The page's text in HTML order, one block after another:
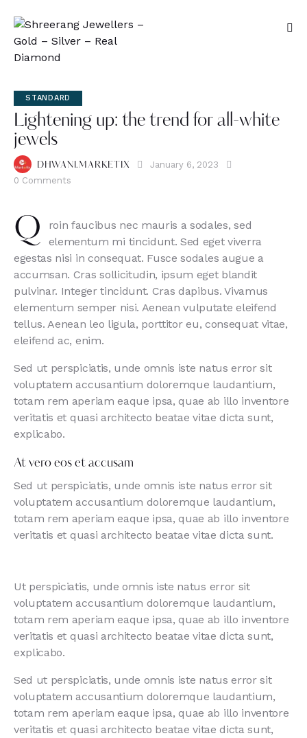
STANDARD
Lightening up: the trend for all-white
jewels
DHWANI.MARKETIX
January 6, 2023
0 Comments
Q
roin faucibus nec mauris a sodales, sed
elementum mi tincidunt. Sed eget viverra
egestas nisi in consequat. Fusce sodales augue a
accumsan. Cras sollicitudin, ipsum eget blandit
pulvinar. Integer tincidunt. Cras dapibus. Vivamus
elementum semper nisi. Aenean vulputate eleifend
tellus. Aenean leo ligula, porttitor eu, consequat vitae,
eleifend ac, enim.
Sed ut perspiciatis, unde omnis iste natus error sit
voluptatem accusantium doloremque laudantium,
totam rem aperiam eaque ipsa, quae ab illo inventore
veritatis et quasi architecto beatae vitae dicta sunt,
explicabo.
At vero eos et accusam
Sed ut perspiciatis, unde omnis iste natus error sit
voluptatem accusantium doloremque laudantium,
totam rem aperiam eaque ipsa, quae ab illo inventore
veritatis et quasi architecto beatae vitae dicta sunt.
Ut perspiciatis, unde omnis iste natus error sit
voluptatem accusantium doloremque laudantium,
totam rem aperiam eaque ipsa, quae ab illo inventore
veritatis et quasi architecto beatae vitae dicta sunt,
explicabo.
Sed ut perspiciatis, unde omnis iste natus error sit
voluptatem accusantium doloremque laudantium,
totam rem aperiam eaque ipsa, quae ab illo inventore
veritatis et quasi architecto beatae vitae dicta sunt,